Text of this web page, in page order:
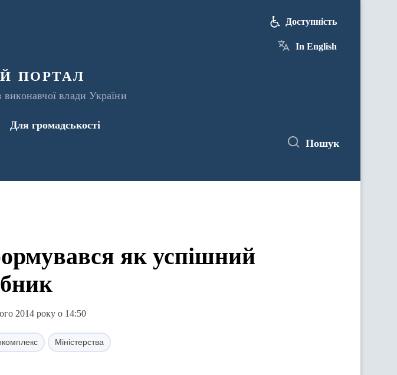
портал
влади України
Доступність
In English
Для громадськості
Пошук
як успішний
2014 року о 14:50
Міністерства